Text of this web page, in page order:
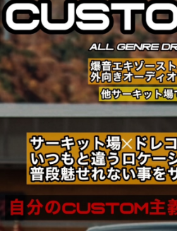
イベントを日程から探す
全てのイベントを見る
主催者様向けサービス
イベントレポート